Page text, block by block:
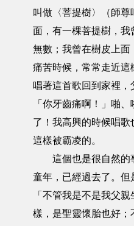
叫做〈菩提樹〉（師
面，有一棵菩提樹，
無數；我曾在樹皮上面
痛苦時候，常常走近
唱著這首歌回到家裡，
「你牙齒痛啊！」啪
了！我高興的時候唱
這樣被霸凌的。
這個也是很自然的
童年，已經過去了。但
「不管我是不是我父
樣，是聖靈懷胎也好；